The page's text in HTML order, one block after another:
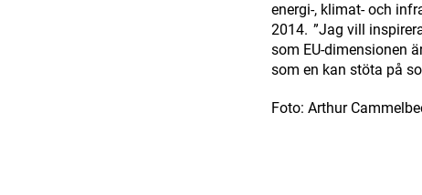
energi-, klimat- och
2014. ”Jag vill
som EU-dimensionen
som en kan stöta på
Foto: Arthur